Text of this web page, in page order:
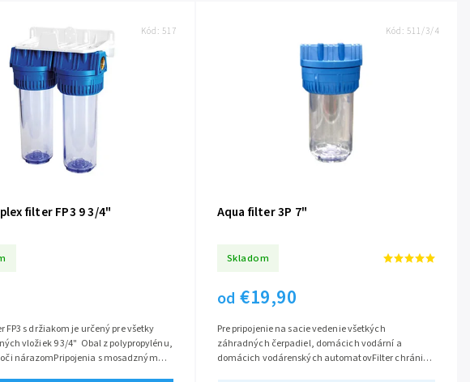
Aqua Duplex filter FP3 9 3/4"
FP3 s držiakom je určený pre všetky
vložiek 9 3/4" Obal z polypropylénu,
nárazomPripojenia s mosadzným
Kód: 517
Aqua filter 3P 7"
Skladom
od €19,90
Pre pripojenie na sacie vedenie všetkých
záhradných čerpadiel, domácich vodární a
domácich vodárenských automatovFilter chráni
Kód: 511/3/4